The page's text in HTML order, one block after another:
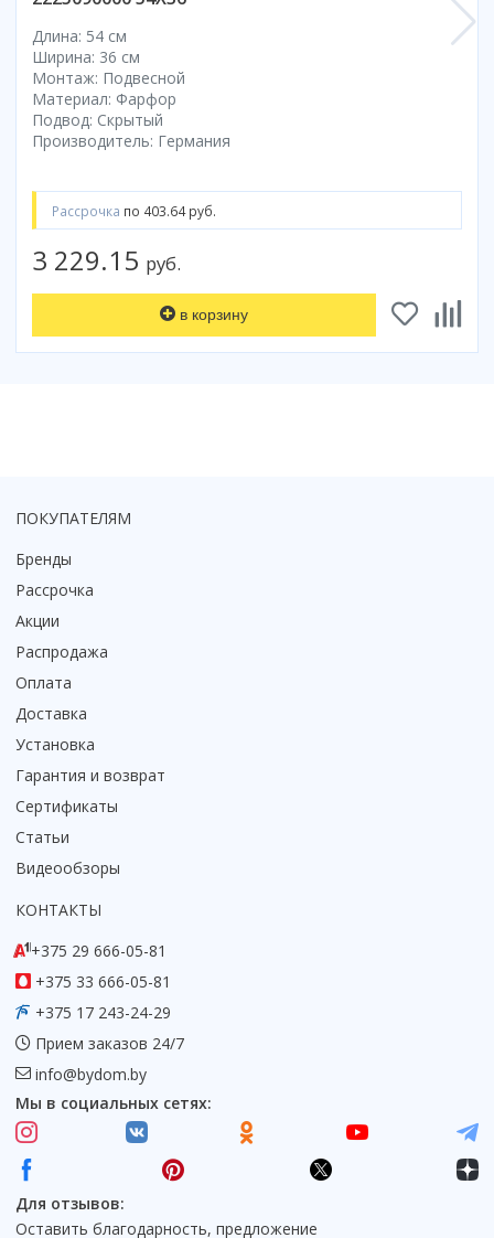
Длина: 54 см
Ширина: 36 см
Монтаж: Подвесной
Материал: Фарфор
Подвод: Скрытый
Производитель: Германия
Рассрочка по 403.64 руб.
3 229.15 руб.
в корзину
ПОКУПАТЕЛЯМ
Бренды
Рассрочка
Акции
Распродажа
Оплата
Доставка
Установка
Гарантия и возврат
Сертификаты
Статьи
Видеообзоры
КОНТАКТЫ
+375 29 666-05-81
+375 33 666-05-81
+375 17 243-24-29
Прием заказов 24/7
info@bydom.by
Мы в социальных сетях:
Для отзывов:
Оставить благодарность, предложение